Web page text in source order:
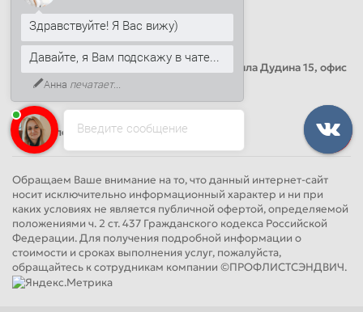
Наш адрес
Офис продаж
Адрес: Россия, Санкт-Петербург, Михаила Дудина 15, офис
41
Круглосуточно
Обращаем Ваше внимание на то, что данный интернет-сайт
носит исключительно информационный характер и ни при
каких условиях не является публичной офертой, определяемой
положениями ч. 2 ст. 437 Гражданского кодекса Российской
Федерации. Для получения подробной информации о
стоимости и сроках выполнения услуг, пожалуйста,
обращайтесь к сотрудникам компании ©ПРОФЛИСТСЭНДВИЧ.
Введите сообщение
Здравствуйте! Я Вас вижу)
Давайте, я Вам подскажу в чате...
Анна печатает...